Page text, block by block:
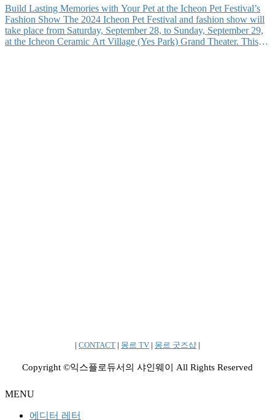
Build Lasting Memories with Your Pet at the Icheon Pet Festival’s
Fashion Show The 2024 Icheon Pet Festival and fashion show will
take place from Saturday, September 28, to Sunday, September 29,
at the Icheon Ceramic Art Village (Yes Park) Grand Theater. This
| CONTACT | 몽르 TV | 몽르 굿즈샵 |
Copyright ©익스플로듀서의 샤인웨이 All Rights Reserved
MENU
에디터 레터